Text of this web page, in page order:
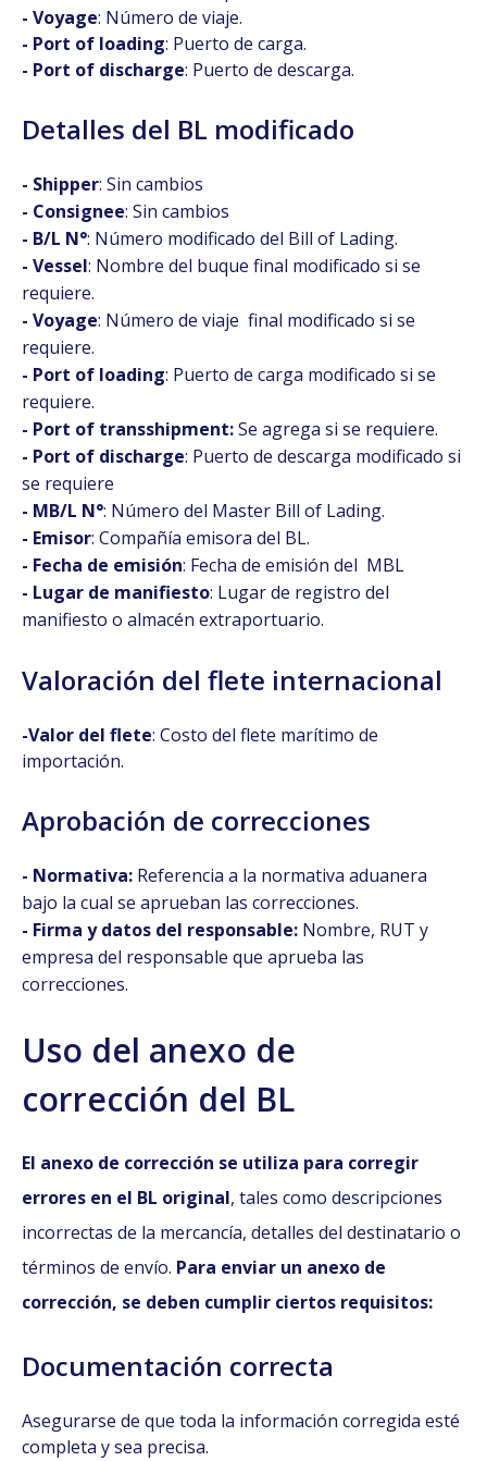
- Voyage: Número de viaje.
- Port of loading: Puerto de carga.
- Port of discharge: Puerto de descarga.
Detalles del BL modificado
- Shipper: Sin cambios
- Consignee: Sin cambios
- B/L N°: Número modificado del Bill of Lading.
- Vessel: Nombre del buque final modificado si se
requiere.
- Voyage: Número de viaje final modificado si se
requiere.
- Port of loading: Puerto de carga modificado si se
requiere.
- Port of transshipment:Se agrega si se requiere.
- Port of discharge: Puerto de descarga modificado si
se requiere
- MB/L N°: Número del Master Bill of Lading.
- Emisor: Compañía emisora del BL.
- Fecha de emisión: Fecha de emisión del MBL
- Lugar de manifiesto: Lugar de registro del
manifiesto o almacén extraportuario.
Valoración del flete internacional
-Valor del flete: Costo del flete marítimo de
importación.
Aprobación de correcciones
- Normativa: Referencia a la normativa aduanera
bajo la cual se aprueban las correcciones.
- Firma y datos del responsable: Nombre, RUT y
empresa del responsable que aprueba las
correcciones.
Uso del anexo de
corrección del BL
El anexo de corrección se utiliza para corregir
errores en el BL original, tales como descripciones
incorrectas de la mercancía, detalles del destinatario o
términos de envío. Para enviar un anexo de
corrección, se deben cumplir ciertos requisitos:
Documentación correcta
Asegurarse de que toda la información corregida esté
completa y sea precisa.